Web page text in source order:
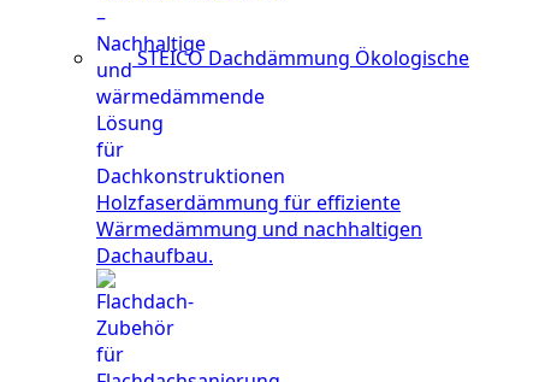
STEICO Dachdämmung Ökologische
Holzfaserdämmung für effiziente
Wärmedämmung und nachhaltigen
Dachaufbau.